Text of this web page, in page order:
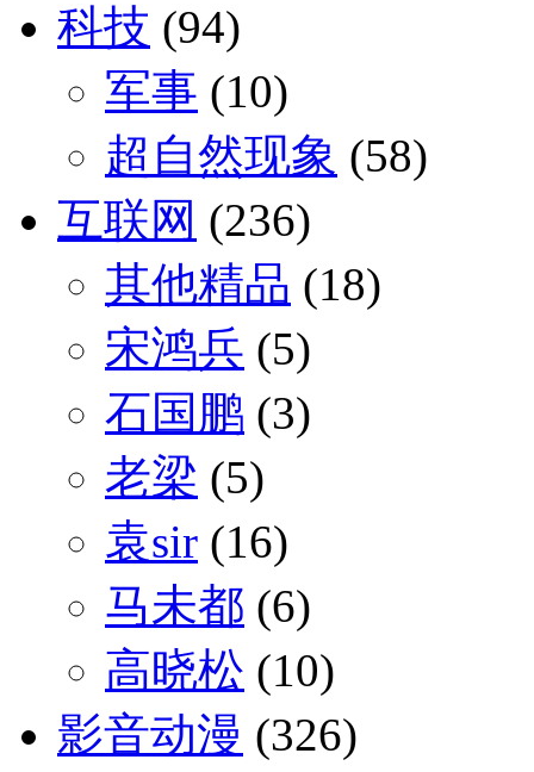
科技 (94)
军事 (10)
超自然现象 (58)
互联网 (236)
其他精品 (18)
宋鸿兵 (5)
石国鹏 (3)
老梁 (5)
袁sir (16)
马未都 (6)
高晓松 (10)
影音动漫 (326)